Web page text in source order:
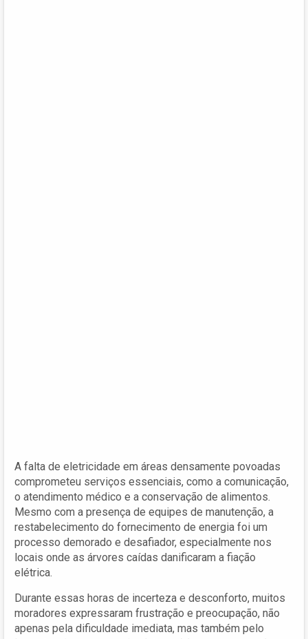
A falta de eletricidade em áreas densamente povoadas
comprometeu serviços essenciais, como a comunicação,
o atendimento médico e a conservação de alimentos.
Mesmo com a presença de equipes de manutenção, a
restabelecimento do fornecimento de energia foi um
processo demorado e desafiador, especialmente nos
locais onde as árvores caídas danificaram a fiação
elétrica.
Durante essas horas de incerteza e desconforto, muitos
moradores expressaram frustração e preocupação, não
apenas pela dificuldade imediata, mas também pelo